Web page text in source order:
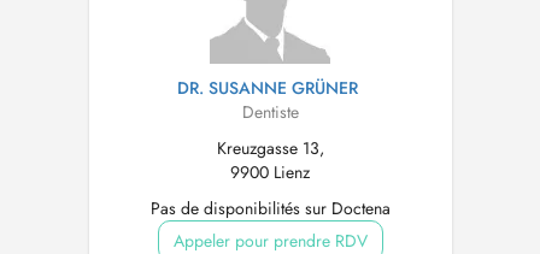
DR. SUSANNE GRÜNER
Dentiste
Kreuzgasse 13,
9900 Lienz
Pas de disponibilités sur Doctena
Appeler pour prendre RDV